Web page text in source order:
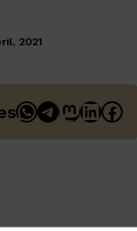
2021
WhatsApp
Telegram